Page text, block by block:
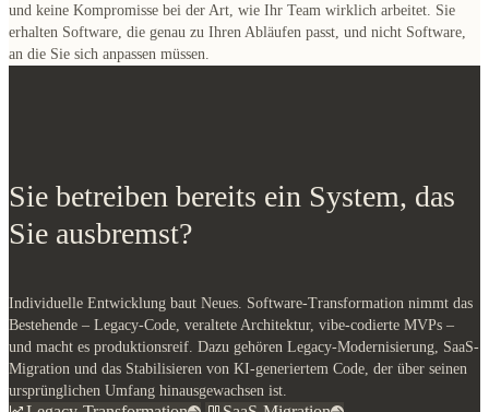
und keine Kompromisse bei der Art, wie Ihr Team wirklich arbeitet. Sie
erhalten Software, die genau zu Ihren Abläufen passt, und nicht Software,
an die Sie sich anpassen müssen.
Sie betreiben bereits ein System, das
Sie ausbremst?
Individuelle Entwicklung baut Neues. Software-Transformation nimmt das
Bestehende – Legacy-Code, veraltete Architektur, vibe-codierte MVPs –
und macht es produktionsreif. Dazu gehören Legacy-Modernisierung, SaaS-
Migration und das Stabilisieren von KI-generiertem Code, der über seinen
ursprünglichen Umfang hinausgewachsen ist.